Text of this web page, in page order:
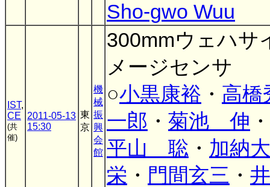
Sho-gwo Wuu
IST,
CE
(共
催)
2011-05-13
15:30
東
京
機
械
振
興
会
館
300mmウェハサ
メージセンサ
○小黒康裕 ・ 高橋
一郎 ・ 菊池 伸 ・
平山 聡 ・ 加納
栄 ・ 門間玄三 ・